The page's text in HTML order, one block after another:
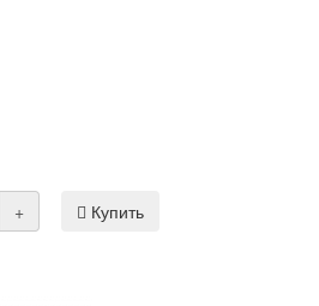
+
Купить